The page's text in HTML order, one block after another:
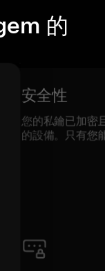
的
安全性
您的私鑰已加密
的設備。只有您